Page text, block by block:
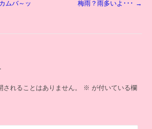
ムバ～ッ
梅雨？雨多いよ･･･ →
れることはありません。 ※ が付いている欄